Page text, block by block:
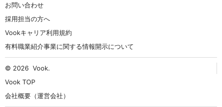
お問い合わせ
採用担当の方へ
Vookキャリア利用規約
有料職業紹介事業に関する情報開示について
© 2026 Vook.
Vook TOP
会社概要（運営会社）